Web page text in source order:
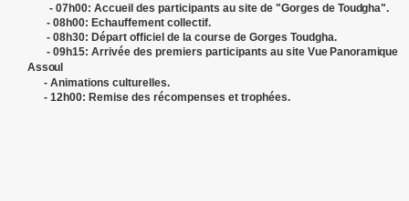
- 07h00: Accueil des participants au site de "Gorges de Toudgha".
- 08h00: Echauffement collectif.
- 08h30: Départ officiel de la course de Gorges Toudgha.
- 09h15: Arrivée des premiers participants au site Vue Panoramique
Assoul
- Animations culturelles.
- 12h00: Remise des récompenses et trophées.